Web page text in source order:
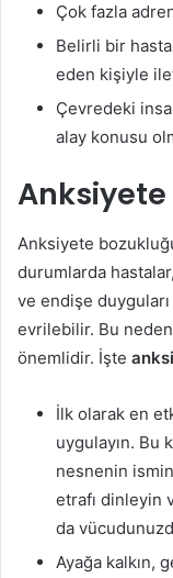
Çok fazla
Belirli bir
eden kişiyle
Çevredeki
alay konusu
Anksiyete
Anksiyete
durumlarda
ve endişe
evrilebilir. Bu
önemlidir. İşte
İlk olarak en
uygulayın. Bu
nesnenin
etrafı dinleyin
da
Ayağa kalkın,